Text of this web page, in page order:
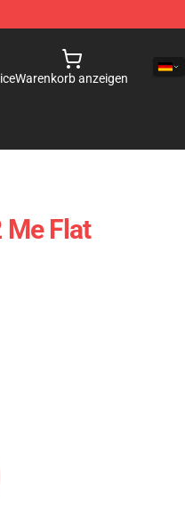
Warenkorb anzeigen
Me Flat